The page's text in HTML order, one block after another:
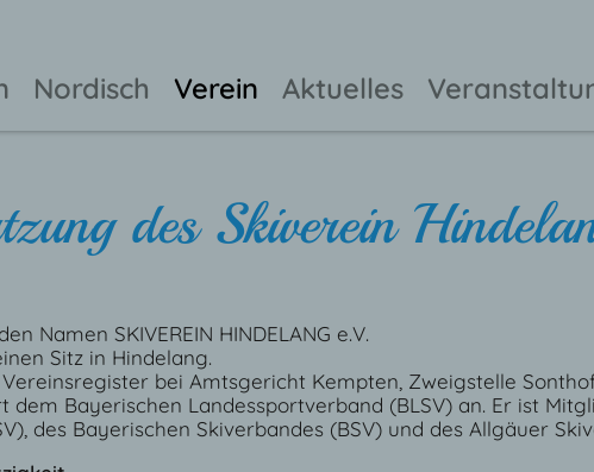
Nordisch Verein Aktuelles
des Skiverein
Namen SKIVEREIN HINDELANG e.V.
Sitz in Hindelang.
bei Amtsgericht Kempten, Zweigstelle
dem Bayerischen Landessportverband (BLSV) an. Er ist
des Bayerischen Skiverbandes (BSV) und des Allgäuer